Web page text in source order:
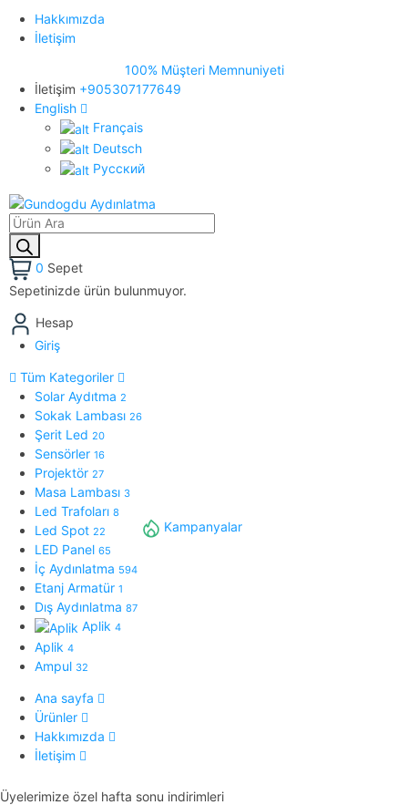
Hakkımızda
İletişim
100% Müşteri Memnuniyeti
İletişim +905307177649
English
Français
Deutsch
Pусский
0 Sepet
Sepetinizde ürün bulunmuyor.
Hesap
Giriş
Tüm Kategoriler
Solar Aydıtma 2
Sokak Lambası 26
Şerit Led 20
Sensörler 16
Projektör 27
Masa Lambası 3
Led Trafoları 8
Led Spot 22
LED Panel 65
İç Aydınlatma 594
Etanj Armatür 1
Dış Aydınlatma 87
Aplik 4
Aplik 4
Ampul 32
Kampanyalar
Ana sayfa
Ürünler
Hakkımızda
İletişim
Üyelerimize özel hafta sonu indirimleri